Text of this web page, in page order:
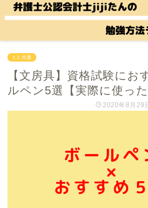
1.1 共通
【文房具】資格試験にお
ルペン5選【実際に使った
2020年8月29